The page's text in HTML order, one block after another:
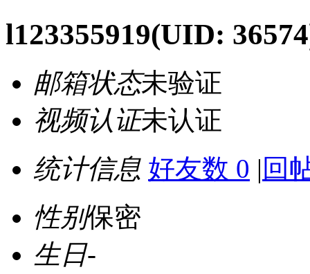
l123355919(UID:
邮箱状态未验证
视频认证未认证
统计信息 好友数 0 | 回
性别保密
生日-